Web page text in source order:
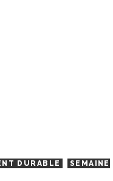
DURABLE
SEMAINE